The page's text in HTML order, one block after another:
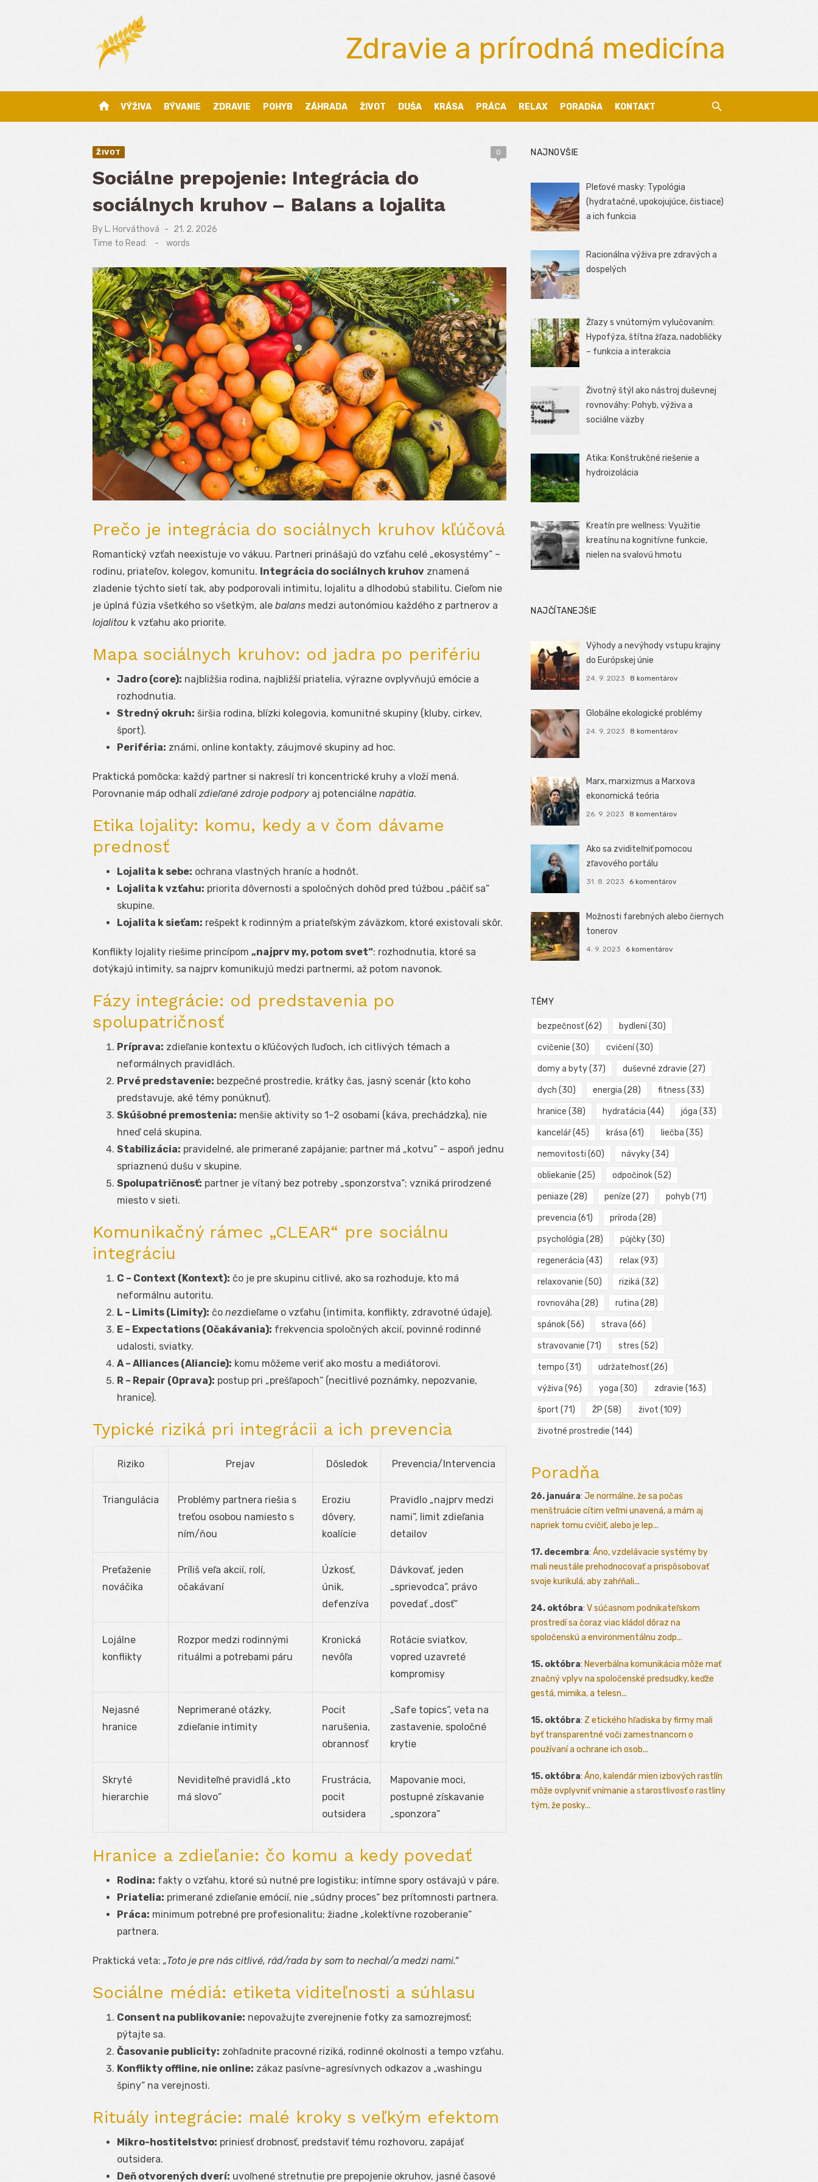
Zdravie a prírodná medicína
home VÝŽIVA BÝVANIE ZDRAVIE POHYB ZÁHRADA ŽIVOT DUŠA KRÁSA PRÁCA RELAX PORADŇA KONTAKT
ŽIVOT 0
Sociálne prepojenie: Integrácia do
sociálnych kruhov – Balans a lojalita
By L. Horváthová
Posted
on
21. 2. 2026
Time to Read:
- words
Prečo je integrácia do sociálnych kruhov kľúčová
Romantický vzťah neexistuje vo vákuu. Partneri prinášajú do vzťahu celé „ekosystémy“ –
rodinu, priateľov, kolegov, komunitu. Integrácia do sociálnych kruhov znamená
zladenie týchto sietí tak, aby podporovali intimitu, lojalitu a dlhodobú stabilitu. Cieľom nie
je úplná fúzia všetkého so všetkým, ale balans medzi autonómiou každého z partnerov a
lojalitou k vzťahu ako priorite.
Mapa sociálnych kruhov: od jadra po perifériu
Jadro (core): najbližšia rodina, najbližší priatelia, výrazne ovplyvňujú emócie a
rozhodnutia.
Stredný okruh: širšia rodina, blízki kolegovia, komunitné skupiny (kluby, cirkev,
šport).
Periféria: známi, online kontakty, záujmové skupiny ad hoc.
Praktická pomôcka: každý partner si nakreslí tri koncentrické kruhy a vloží mená.
Porovnanie máp odhalízdieľané zdroje podpory aj potenciálne napätia.
Etika lojality: komu, kedy a v čom dávame
prednosť
Lojalita k sebe: ochrana vlastných hraníc a hodnôt.
Lojalita k vzťahu: priorita dôvernosti a spoločných dohôd pred túžbou „páčiť sa“
skupine.
Lojalita k sieťam: rešpekt k rodinným a priateľským záväzkom, ktoré existovali skôr.
Konflikty lojality riešime princípom „najprv my, potom svet“: rozhodnutia, ktoré sa
dotýkajú intimity, sa najprv komunikujú medzi partnermi, až potom navonok.
Fázy integrácie: od predstavenia po
spolupatričnosť
Príprava: zdieľanie kontextu o kľúčových ľuďoch, ich citlivých témach a
neformálnych pravidlách.
Prvé predstavenie: bezpečné prostredie, krátky čas, jasný scenár (kto koho
predstavuje, aké témy ponúknuť).
Skúšobné premostenia: menšie aktivity so 1–2 osobami (káva, prechádzka), nie
hneď celá skupina.
Stabilizácia: pravidelné, ale primerané zapájanie; partner má „kotvu“ – aspoň jednu
spriaznenú dušu v skupine.
Spolupatričnosť: partner je vítaný bez potreby „sponzorstva“; vzniká prirodzené
miesto v sieti.
Komunikačný rámec „CLEAR“ pre sociálnu
integráciu
C – Context (Kontext): čo je pre skupinu citlivé, ako sa rozhoduje, kto má
neformálnu autoritu.
L – Limits (Limity): čo nezdieľame o vzťahu (intimita, konflikty, zdravotné údaje).
E – Expectations (Očakávania): frekvencia spoločných akcií, povinné rodinné
udalosti, sviatky.
A – Alliances (Aliancie): komu môžeme veriť ako mostu a mediátorovi.
R – Repair (Oprava): postup pri „prešľapoch“ (necitlivé poznámky, nepozvanie,
hranice).
Typické riziká pri integrácii a ich prevencia
Riziko Prejav Dôsledok Prevencia/Intervencia
Triangulácia
Problémy partnera riešia s
treťou osobou namiesto s
ním/ňou
Eroziu
dôvery,
koalície
Pravidlo „najprv medzi
nami“, limit zdieľania
detailov
Preťaženie
nováčika
Príliš veľa akcií, rolí,
očakávaní
Úzkosť,
únik,
defenzíva
Dávkovať, jeden
„sprievodca“, právo
povedať „dosť“
Lojálne
konflikty
Rozpor medzi rodinnými
rituálmi a potrebami páru
Kronická
nevôľa
Rotácie sviatkov,
vopred uzavreté
kompromisy
Nejasné
hranice
Neprimerané otázky,
zdieľanie intimity
Pocit
narušenia,
obrannosť
„Safe topics“, veta na
zastavenie, spoločné
krytie
Skryté
hierarchie
Neviditeľné pravidlá „kto
má slovo“
Frustrácia,
pocit
outsidera
Mapovanie moci,
postupné získavanie
„sponzora“
Hranice a zdieľanie: čo komu a kedy povedať
Rodina: fakty o vzťahu, ktoré sú nutné pre logistiku; intímne spory ostávajú v páre.
Priatelia: primerané zdieľanie emócií, nie „súdny proces“ bez prítomnosti partnera.
Práca: minimum potrebné pre profesionalitu; žiadne „kolektívne rozoberanie“
partnera.
Praktická veta: „Toto je pre nás citlivé, rád/rada by som to nechal/a medzi nami.“
Sociálne médiá: etiketa viditeľnosti a súhlasu
Consent na publikovanie: nepovažujte zverejnenie fotky za samozrejmosť;
pýtajte sa.
Časovanie publicity: zohľadnite pracovné riziká, rodinné okolnosti a tempo vzťahu.
Konflikty offline, nie online: zákaz pasívne-agresívnych odkazov a „washingu
špiny“ na verejnosti.
Rituály integrácie: malé kroky s veľkým efektom
Mikro-hostitelstvo: priniesť drobnosť, predstaviť tému rozhovoru, zapájať
outsidera.
Deň otvorených dverí: uvoľnené stretnutie pre prepojenie okruhov, jasné časové
NAJNOVŠIE
Pleťové masky: Typológia
(hydratačné, upokojujúce, čistiace)
a ich funkcia
Racionálna výživa pre zdravých a
dospelých
Žľazy s vnútorným vylučovaním:
Hypofýza, štítna žľaza, nadobličky
– funkcia a interakcia
Životný štýl ako nástroj duševnej
rovnováhy: Pohyb, výživa a
sociálne väzby
Atika: Konštrukčné riešenie a
hydroizolácia
Kreatín pre wellness: Využitie
kreatínu na kognitívne funkcie,
nielen na svalovú hmotu
NAJČÍTANEJŠIE
Výhody a nevýhody vstupu krajiny
do Európskej únie
24. 9. 2023 8 komentárov
Globálne ekologické problémy
24. 9. 2023 8 komentárov
Marx, marxizmus a Marxova
ekonomická teória
26. 9. 2023 8 komentárov
Ako sa zviditeľniť pomocou
zľavového portálu
31. 8. 2023 6 komentárov
Možnosti farebných alebo čiernych
tonerov
4. 9. 2023 6 komentárov
TÉMY
bezpečnosť(62) bydlení(30)
cvičenie (30) cvičení(30)
domy a byty(37) duševné zdravie (27)
dych (30) energia (28) fitness (33)
hranice (38) hydratácia (44) jóga (33)
kancelář(45) krása (61) liečba (35)
nemovitosti (60) návyky(34)
obliekanie (25) odpočinok(52)
peniaze (28) peníze (27) pohyb (71)
prevencia (61) príroda (28)
psychológia (28) půjčky(30)
regenerácia (43) relax (93)
relaxovanie (50) riziká (32)
rovnováha (28) rutina (28)
spánok(56) strava (66)
stravovanie (71) stres (52)
tempo (31) udržateľnosť(26)
výživa (96) yoga (30) zdravie (163)
šport (71) ŽP (58) život (109)
životné prostredie (144)
Poradňa
26. januára: Je normálne, že sa počas
menštruácie cítim veľmi unavená, a mám aj
napriek tomu cvičiť, alebo je lep...
17. decembra: Áno, vzdelávacie systémy by
mali neustále prehodnocovať a prispôsobovať
svoje kurikulá, aby zahŕňali...
24. októbra: V súčasnom podnikateľskom
prostredí sa čoraz viac kládol dôraz na
spoločenskú a environmentálnu zodp...
15. októbra: Neverbálna komunikácia môže mať
značný vplyv na spoločenské predsudky, keďže
gestá, mimika, a telesn...
15. októbra: Z etického hľadiska by firmy mali
byť transparentné voči zamestnancom o
používaní a ochrane ich osob...
15. októbra: Áno, kalendár mien izbových rastlín
môže ovplyvniť vnímanie a starostlivosť o rastliny
tým, že posky...